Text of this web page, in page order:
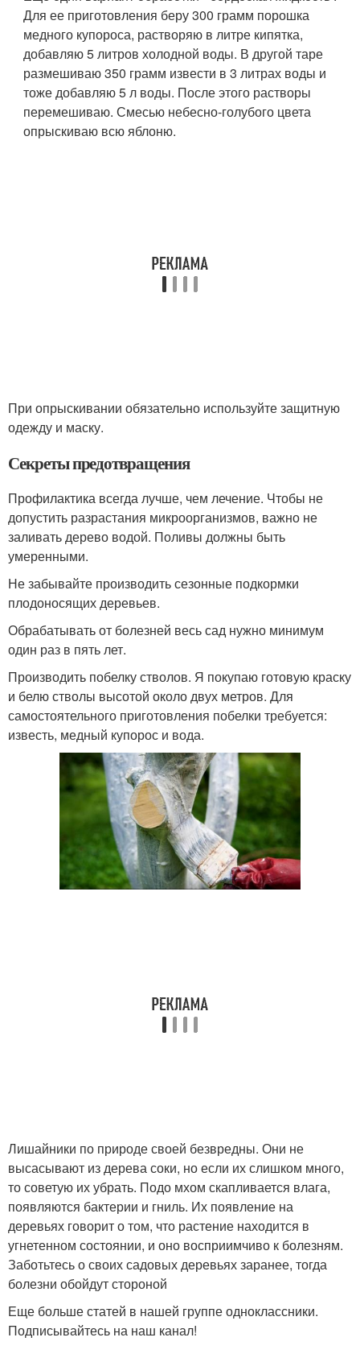
Для ее приготовления беру 300 грамм порошка
медного купороса, растворяю в литре кипятка,
добавляю 5 литров холодной воды. В другой таре
размешиваю 350 грамм извести в 3 литрах воды и
тоже добавляю 5 л воды. После этого растворы
перемешиваю. Смесью небесно-голубого цвета
опрыскиваю всю яблоню.
При опрыскивании обязательно используйте защитную
одежду и маску.
Секреты предотвращения
Профилактика всегда лучше, чем лечение. Чтобы не
допустить разрастания микроорганизмов, важно не
заливать дерево водой. Поливы должны быть
умеренными.
Не забывайте производить сезонные подкормки
плодоносящих деревьев.
Обрабатывать от болезней весь сад нужно минимум
один раз в пять лет.
Производить побелку стволов. Я покупаю готовую краску
и белю стволы высотой около двух метров. Для
самостоятельного приготовления побелки требуется:
известь, медный купорос и вода.
Лишайники по природе своей безвредны. Они не
высасывают из дерева соки, но если их слишком много,
то советую их убрать. Подо мхом скапливается влага,
появляются бактерии и гниль. Их появление на
деревьях говорит о том, что растение находится в
угнетенном состоянии, и оно восприимчиво к болезням.
Заботьтесь о своих садовых деревьях заранее, тогда
болезни обойдут стороной
Еще больше статей в нашей группе одноклассники.
Подписывайтесь на наш канал!